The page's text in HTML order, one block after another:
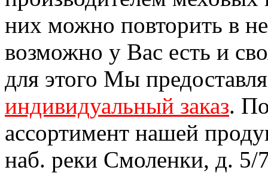
них можно повторить в
возможно у Вас есть и
для этого Мы
индивидуальный заказ.
ассортимент нашей
наб. реки Смоленки, д. 5/